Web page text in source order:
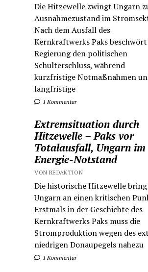
Die Hitzewelle zwingt Ungarn
Ausnahmezustand im
Nach dem Ausfall des
Kernkraftwerks Paks
Regierung den politischen
Schulterschluss, während
kurzfristige Notmaßnahmen
langfristige
1 Kommentar
Extremsituation durch
Hitzewelle – Paks vor
Totalausfall, Ungarn im
Energie-Notstand
VON REDAKTION
Die historische Hitzewelle
Ungarn an einen kritischen
Erstmals in der Geschichte des
Kernkraftwerks Paks muss die
Stromproduktion wegen des
niedrigen Donaupegels nahezu
1 Kommentar